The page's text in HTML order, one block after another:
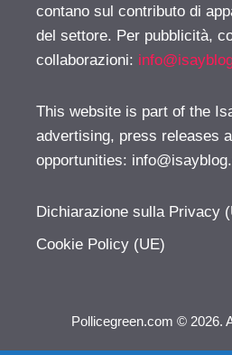
contano sul contributo di
del settore. Per pubblicità,
collaborazioni:
This website is part of the
advertising, press releases
opportunities:
Dichiarazione sulla Privacy
Cookie Policy (UE)
Pollicegreen.com © 2026.